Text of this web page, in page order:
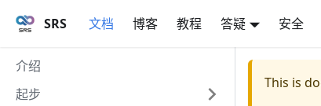
SRS 文档 博客 教程 答疑 安全
介绍
起步
This is